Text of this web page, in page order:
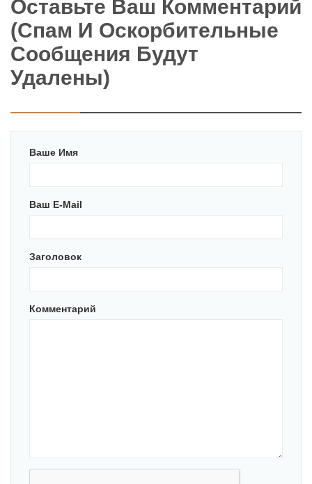
Оставьте Ваш Комментарий
(спам И Оскорбительные
Сообщения Будут
Удалены)
Ваше Имя
Ваш E-Mail
Заголовок
Комментарий